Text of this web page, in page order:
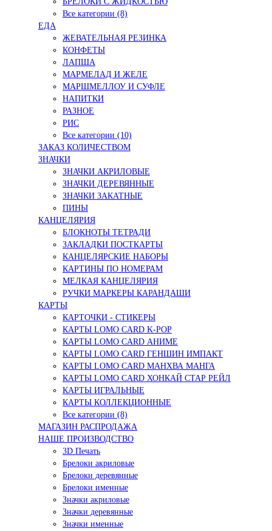
Все категории (8)
ЕДА
ЖЕВАТЕЛЬНАЯ РЕЗИНКА
КОНФЕТЫ
ЛАПША
МАРМЕЛАД И ЖЕЛЕ
МАРШМЕЛЛОУ И СУФЛЕ
НАПИТКИ
РАЗНОЕ
РИС
Все категории (10)
ЗАКАЗ КОЛИЧЕСТВОМ
ЗНАЧКИ
ЗНАЧКИ АКРИЛОВЫЕ
ЗНАЧКИ ДЕРЕВЯННЫЕ
ЗНАЧКИ ЗАКАТНЫЕ
ПИНЫ
КАНЦЕЛЯРИЯ
БЛОКНОТЫ ТЕТРАДИ
ЗАКЛАДКИ ПОСТКАРТЫ
КАНЦЕЛЯРСКИЕ НАБОРЫ
КАРТИНЫ ПО НОМЕРАМ
МЕЛКАЯ КАНЦЕЛЯРИЯ
РУЧКИ МАРКЕРЫ КАРАНДАШИ
КАРТЫ
КАРТОЧКИ - СТИКЕРЫ
КАРТЫ LOMO CARD K-POP
КАРТЫ LOMO CARD АНИМЕ
КАРТЫ LOMO CARD ГЕНШИН ИМПАКТ
КАРТЫ LOMO CARD МАНХВА МАНГА
КАРТЫ LOMO CARD ХОНКАЙ СТАР РЕЙЛ
КАРТЫ ИГРАЛЬНЫЕ
КАРТЫ КОЛЛЕКЦИОННЫЕ
Все категории (8)
МАГАЗИН РАСПРОДАЖА
НАШЕ ПРОИЗВОДСТВО
3D Печать
Брелоки акриловые
Брелоки деревянные
Брелоки именные
Значки акриловые
Значки деревянные
Значки именные